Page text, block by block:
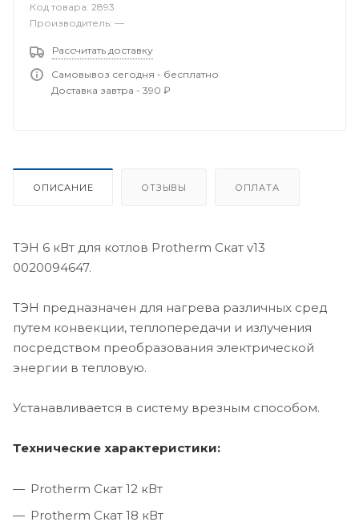
Код товара: 2893
Производитель: —
Рассчитать доставку
Самовывоз сегодня - бесплатно
Доставка завтра - 390 ₽
ОПИСАНИЕ ОТЗЫВЫ ОПЛАТА
ТЭН 6 кВт для котлов Protherm Скат v13
0020094647.
ТЭН предназначен для нагрева различных сред
путем конвекции, теплопередачи и излучения
посредством преобразования электрической
энергии в тепловую.
Устанавливается в систему врезным способом.
Технические характеристики:
Protherm Скат 12 кВт
Protherm Скат 18 кВт